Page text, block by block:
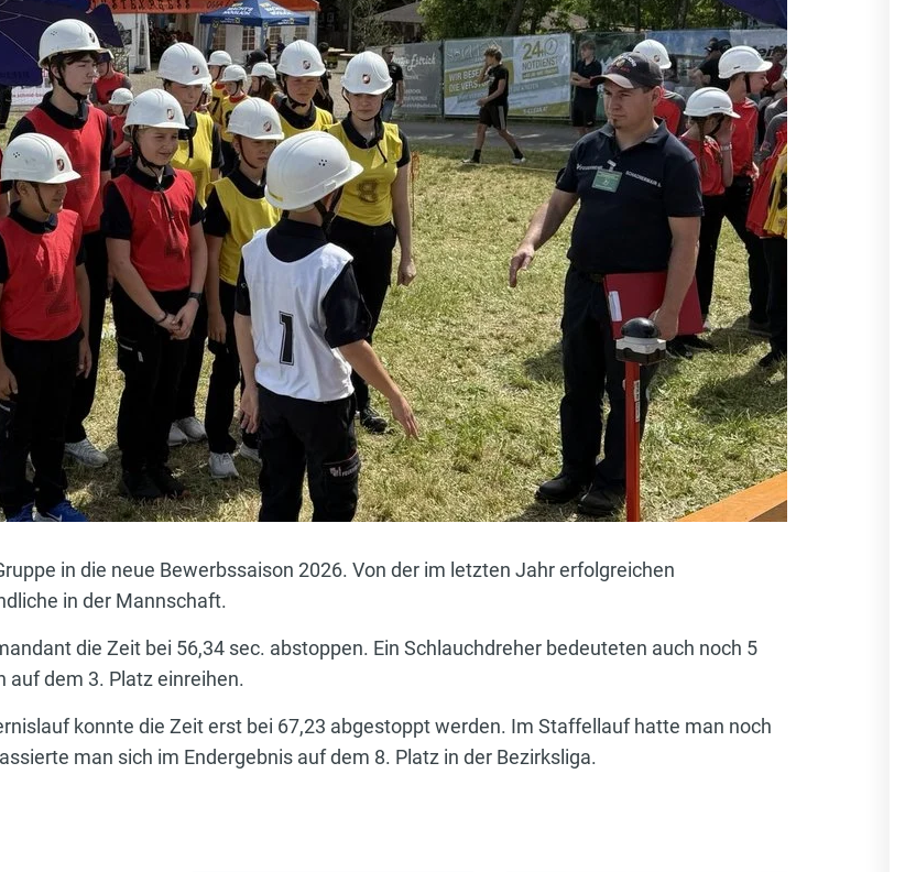
in die neue Bewerbssaison 2026. Von der im letzten Jahr erfolgreichen
in der Mannschaft.
die Zeit bei 56,34 sec. abstoppen. Ein Schlauchdreher bedeuteten auch noch 5
auf dem 3. Platz einreihen.
konnte die Zeit erst bei 67,23 abgestoppt werden. Im Staffellauf hatte man noch
man sich im Endergebnis auf dem 8. Platz in der Bezirksliga.